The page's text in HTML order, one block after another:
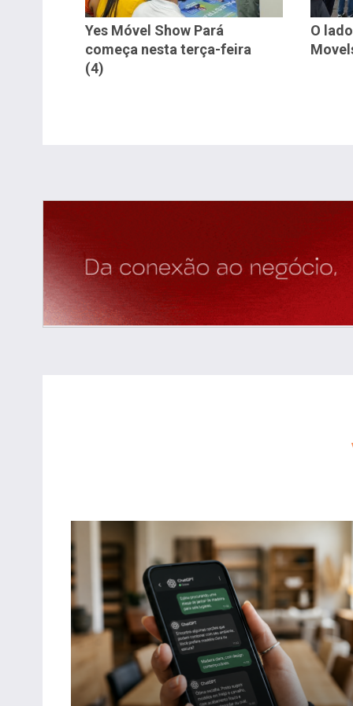
Yes Móvel Show Pará
começa nesta terça-feira
(4)
O